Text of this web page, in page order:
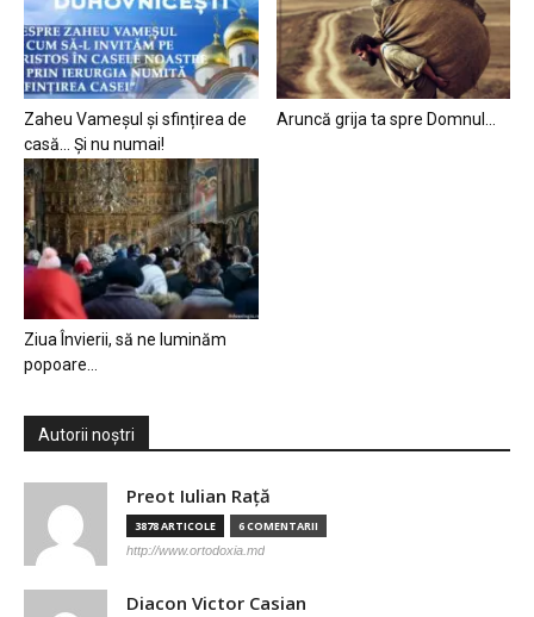
Zaheu Vameșul și sfințirea de
casă… Și nu numai!
Aruncă grija ta spre Domnul…
Ziua Învierii, să ne luminăm
popoare…
Autorii noștri
Preot Iulian Raţă
3878 ARTICOLE 6 COMENTARII
http://www.ortodoxia.md
Diacon Victor Casian